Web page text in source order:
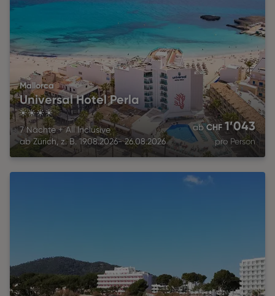
Mallorca
Universal Hotel Perla
4
7 Nächte+All Inclusive
ab Zürich, z. B. 19.08.2026- 26.08.2026
ab CHF 1’043
pro Person